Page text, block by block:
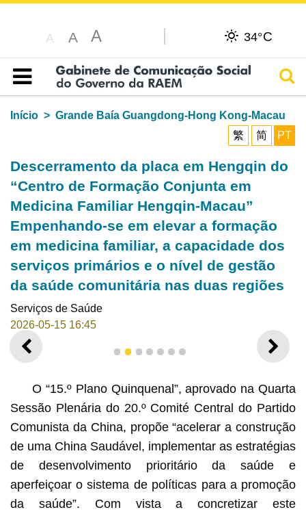
A A A 34°C
Índice
Início
Grande Baía Guangdong-Hong Kong-Macau
繁
简 PT
Descerramento da placa em Hengqin do
“Centro de Formação Conjunta em
Medicina Familiar Hengqin-Macau”
Empenhando-se em elevar a formação
em medicina familiar, a capacidade dos
serviços primários e o nível de gestão
da saúde comunitária nas duas regiões
Serviços de Saúde
2026-05-15 16:45
ANTERIOR
Descerramento da placa do “Centro de Formação
Conjunta em Medicina Familiar Hengqin-Macau”
1 2 3 4 5 6 7
O “15.º Plano Quinquenal”, aprovado na Quarta
Sessão Plenária do 20.º Comité Central do Partido
Comunista da China, propõe “acelerar a construção
de uma China Saudável, implementar as estratégias
de desenvolvimento prioritário da saúde e
aperfeiçoar o sistema de políticas para a promoção
da saúde”. Com vista a concretizar este